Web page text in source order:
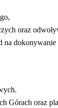
oraz
na
Górach oraz